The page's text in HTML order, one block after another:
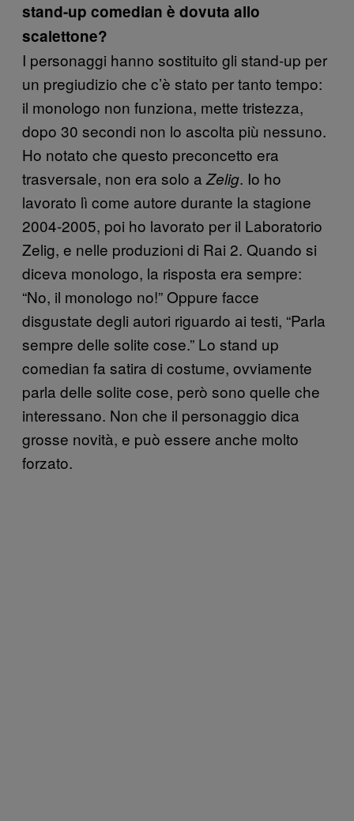
stand-up comedian è dovuta allo
scalettone?
I personaggi hanno sostituito gli stand-up per
un pregiudizio che c’è stato per tanto tempo:
il monologo non funziona, mette tristezza,
dopo 30 secondi non lo ascolta più nessuno.
Ho notato che questo preconcetto era
trasversale, non era solo a Zelig. Io ho
lavorato lì come autore durante la stagione
2004-2005, poi ho lavorato per il Laboratorio
Zelig, e nelle produzioni di Rai 2. Quando si
diceva monologo, la risposta era sempre:
“No, il monologo no!” Oppure facce
disgustate degli autori riguardo ai testi, “Parla
sempre delle solite cose.” Lo stand up
comedian fa satira di costume, ovviamente
parla delle solite cose, però sono quelle che
interessano. Non che il personaggio dica
grosse novità, e può essere anche molto
forzato.